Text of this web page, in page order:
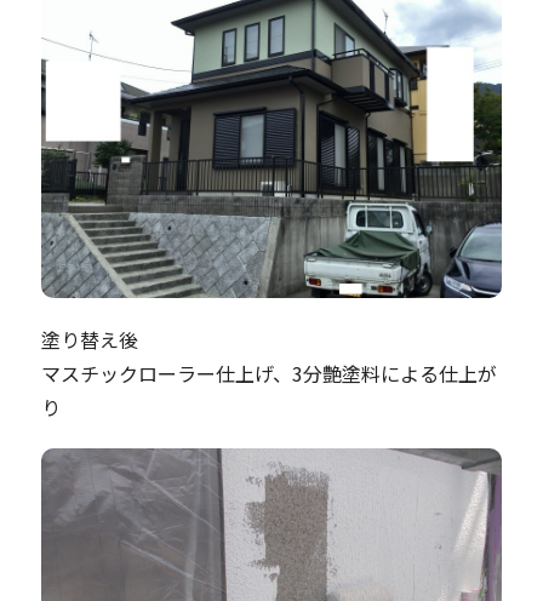
塗り替え後
マスチックローラー仕上げ、3分艶塗料による仕上が
り